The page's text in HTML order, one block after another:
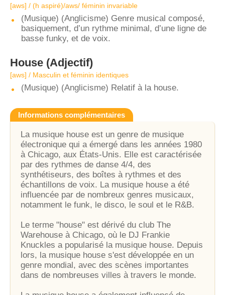
[aws] / (h aspiré)/aws/ féminin invariable
(Musique) (Anglicisme) Genre musical composé,
basiquement, d’un rythme minimal, d’une ligne de
basse funky, et de voix.
House (Adjectif)
[aws] / Masculin et féminin identiques
(Musique) (Anglicisme) Relatif à la house.
Informations complémentaires
La musique house est un genre de musique
électronique qui a émergé dans les années 1980
à Chicago, aux États-Unis. Elle est caractérisée
par des rythmes de danse 4/4, des
synthétiseurs, des boîtes à rythmes et des
échantillons de voix. La musique house a été
influencée par de nombreux genres musicaux,
notamment le funk, le disco, le soul et le R&B.
Le terme "house" est dérivé du club The
Warehouse à Chicago, où le DJ Frankie
Knuckles a popularisé la musique house. Depuis
lors, la musique house s'est développée en un
genre mondial, avec des scènes importantes
dans de nombreuses villes à travers le monde.